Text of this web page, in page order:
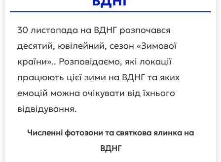
30 листопада на ВДНГ розпочався
десятий, ювілейний, сезон «Зимової
країни».. Розповідаємо, які локації
працюють цієї зими на ВДНГ та яких
емоцій можна очікувати від їхнього
відвідування.
Численні фотозони та святкова ялинка на
ВДНГ